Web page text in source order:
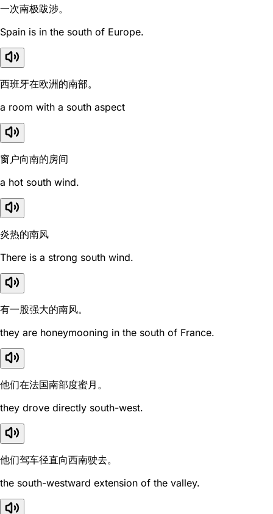
一次南极跋涉。
Spain is in the south of Europe.
西班牙在欧洲的南部。
a room with a south aspect
窗户向南的房间
a hot south wind.
炎热的南风
There is a strong south wind.
有一股强大的南风。
they are honeymooning in the south of France.
他们在法国南部度蜜月。
they drove directly south-west.
他们驾车径直向西南驶去。
the south-westward extension of the valley.